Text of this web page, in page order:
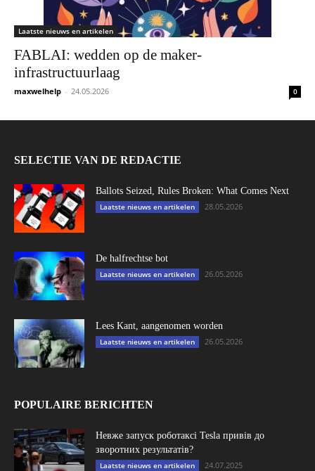
Laatste nieuws en artikelen
FABLAI: wedden op de maker-
infrastructuurlaag
maxwelhelp - 24.05.2026 0
SELECTIE VAN DE REDACTIE
Ballots Seized, Rules Broken: What Comes Next
Laatste nieuws en artikelen 28.05.2026
De halfrechtse bot
Laatste nieuws en artikelen 26.05.2026
Lees Kant, aangenomen worden
Laatste nieuws en artikelen 26.05.2026
POPULAIRE BERICHTEN
Невже запуск роботаксі Tesla привів до
зворотних результатів?
Laatste nieuws en artikelen 24.07.2025